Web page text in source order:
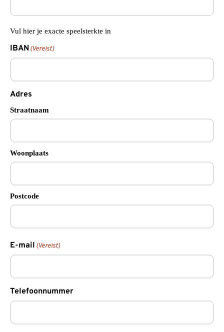
Vul hier je exacte speelsterkte in
IBAN(Vereist)
Adres
Straatnaam
Woonplaats
Postcode
E-mail (Vereist)
Telefoonnummer